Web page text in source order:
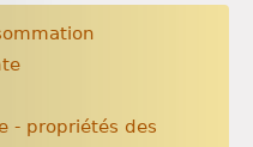
- propriétés des